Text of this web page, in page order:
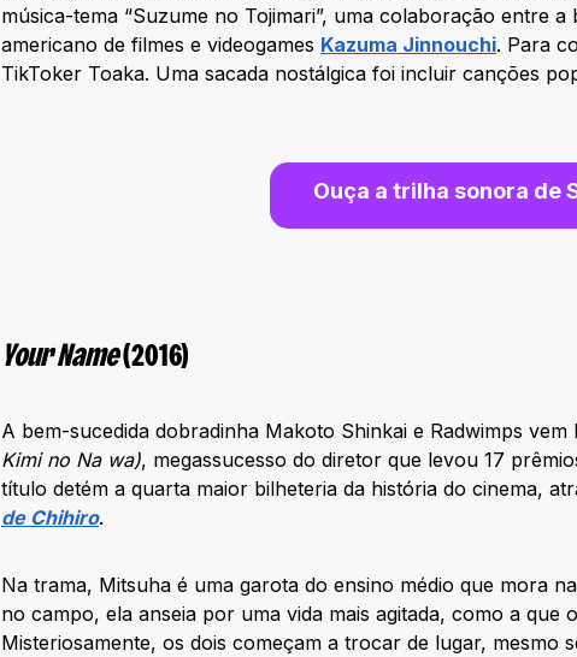
música-tema “Suzume no Tojimari”, uma colaboração entre
americano de filmes e videogames Kazuma Jinnouchi. Para
TikToker Toaka. Uma sacada nostálgica foi incluir canções
Ouça a trilha sonora de
Your Name(2016)
A bem-sucedida dobradinha Makoto Shinkai e Radwimps vem
Kimi no Na wa), megassucesso do diretor que levou 17
título detém a quarta maior bilheteria da história do cinema,
de Chihiro.
Na trama, Mitsuha é uma garota do ensino médio que mora
no campo, ela anseia por uma vida mais agitada, como a que
Misteriosamente, os dois começam a trocar de lugar, mesmo